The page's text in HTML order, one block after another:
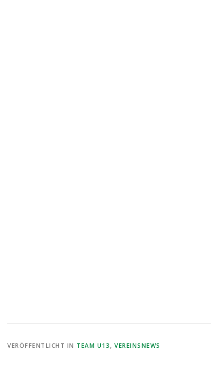
VERÖFFENTLICHT IN TEAM U13, VEREINSNEWS